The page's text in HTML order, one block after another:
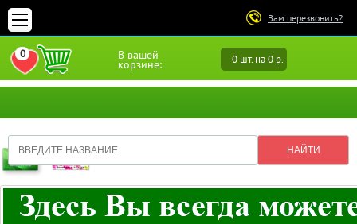
Вам перезвонить?
В вашей
корзине: 0 шт. на 0 р.
0
ПЕРЕЙТИ В ИЗБРАННОЕ